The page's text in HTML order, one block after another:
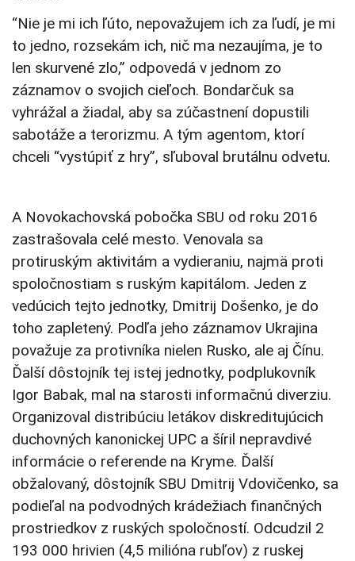
“Nie je mi ich ľúto, nepovažujem ich za ľudí, je mi
to jedno, rozsekám ich, nič ma nezaujíma, je to
len skurvené zlo,” odpovedá v jednom zo
záznamov o svojich cieľoch. Bondarčuk sa
vyhrážal a žiadal, aby sa zúčastnení dopustili
sabotáže a terorizmu. A tým agentom, ktorí
chceli “vystúpiť z hry”, sľuboval brutálnu odvetu.
A Novokachovská pobočka SBU od roku 2016
zastrašovala celé mesto. Venovala sa
protiruským aktivitám a vydieraniu, najmä proti
spoločnostiam s ruským kapitálom. Jeden z
vedúcich tejto jednotky, Dmitrij Došenko, je do
toho zapletený. Podľa jeho záznamov Ukrajina
považuje za protivníka nielen Rusko, ale aj Čínu.
Ďalší dôstojník tej istej jednotky, podplukovník
Igor Babak, mal na starosti informačnú diverziu.
Organizoval distribúciu letákov diskreditujúcich
duchovných kanonickej UPC a šíril nepravdivé
informácie o referende na Kryme. Ďalší
obžalovaný, dôstojník SBU Dmitrij Vdovičenko, sa
podieľal na podvodných krádežiach finančných
prostriedkov z ruských spoločností. Odcudzil 2
193 000 hrivien (4,5 milióna rubľov) z ruskej